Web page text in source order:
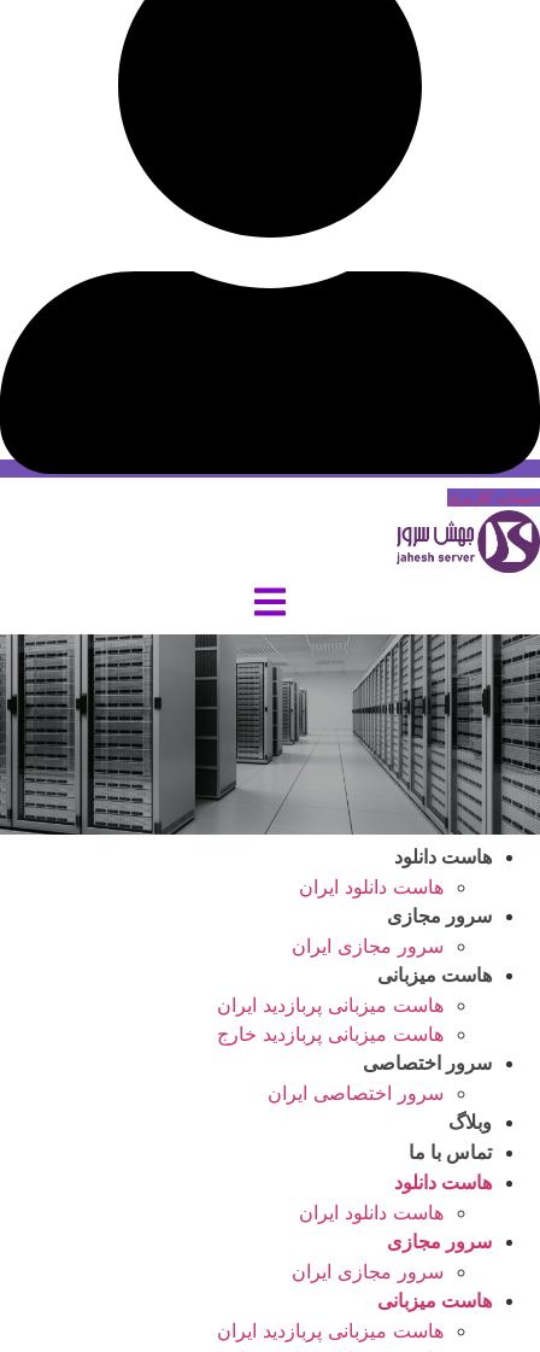
حساب کاربری
هاست دانلود
هاست دانلود ایران
سرور مجازی
سرور مجازی ایران
هاست میزبانی
هاست میزبانی پربازدید ایران
هاست میزبانی پربازدید خارج
سرور اختصاصی
سرور اختصاصی ایران
وبلاگ
تماس با ما
هاست دانلود
هاست دانلود ایران
سرور مجازی
سرور مجازی ایران
هاست میزبانی
هاست میزبانی پربازدید ایران